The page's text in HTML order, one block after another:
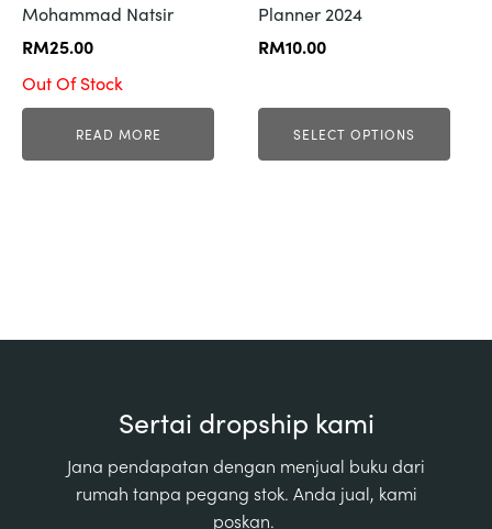
Mohammad Natsir
RM25.00
Out Of Stock
READ MORE
Planner 2024
RM10.00
SELECT OPTIONS
be
chosen
product
page
Sertai dropship kami
Jana pendapatan dengan menjual buku dari
rumah tanpa pegang stok. Anda jual, kami
poskan.